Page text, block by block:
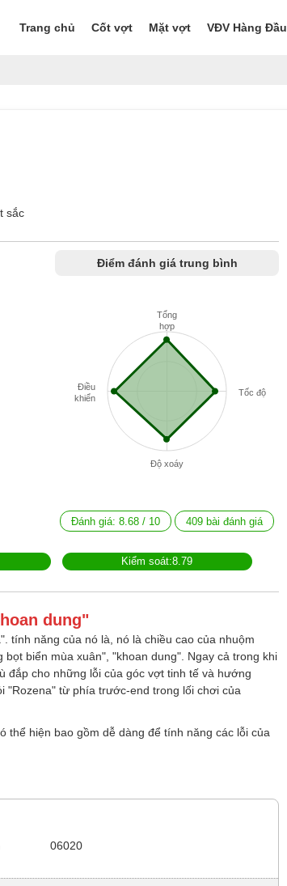
Trang chủ Cốt vợt Mặt vợt VĐV Hàng Đầu
sắc
Điểm đánh giá trung bình
Tổng
hợp
Tốc độ
Độ xoáy
Điều
khiển
Đánh giá:8.68 / 10 409 bài đánh giá
Kiểm soát:8.79
dung"
tính năng của nó là, nó là chiều cao của nhuộm
biển mùa xuân", "khoan dung". Ngay cả trong khi
đắp cho những lỗi của góc vợt tinh tế và hướng
"Rozena" từ phía trước-end trong lối chơi của
thể hiện bao gồm dễ dàng để tính năng các lỗi của
06020